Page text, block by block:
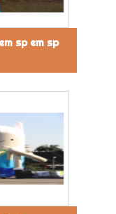
sp em sp